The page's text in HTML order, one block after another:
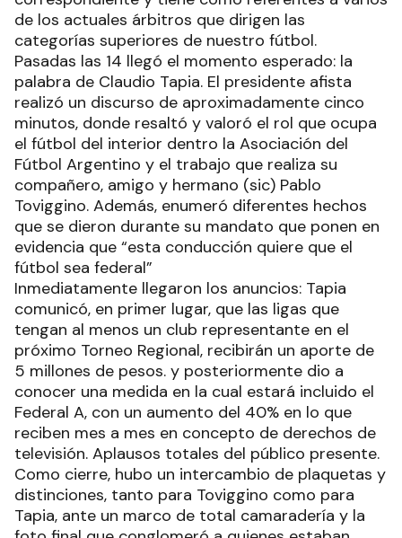
de los actuales árbitros que dirigen las
categorías superiores de nuestro fútbol.
Pasadas las 14 llegó el momento esperado: la
palabra de Claudio Tapia. El presidente afista
realizó un discurso de aproximadamente cinco
minutos, donde resaltó y valoró el rol que ocupa
el fútbol del interior dentro la Asociación del
Fútbol Argentino y el trabajo que realiza su
compañero, amigo y hermano (sic) Pablo
Toviggino. Además, enumeró diferentes hechos
que se dieron durante su mandato que ponen en
evidencia que “esta conducción quiere que el
fútbol sea federal”
Inmediatamente llegaron los anuncios: Tapia
comunicó, en primer lugar, que las ligas que
tengan al menos un club representante en el
próximo Torneo Regional, recibirán un aporte de
5 millones de pesos. y posteriormente dio a
conocer una medida en la cual estará incluido el
Federal A, con un aumento del 40% en lo que
reciben mes a mes en concepto de derechos de
televisión. Aplausos totales del público presente.
Como cierre, hubo un intercambio de plaquetas y
distinciones, tanto para Toviggino como para
Tapia, ante un marco de total camaradería y la